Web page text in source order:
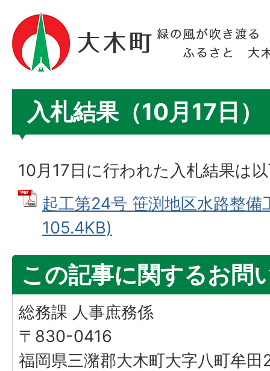
入札結果（10月17日）
10月17日に行われた入札結果は
起工第24号 笹渕地区水路整
105.4KB)
この記事に関するお問
総務課 人事庶務係
〒830-0416
福岡県三潴郡大木町大字八町牟